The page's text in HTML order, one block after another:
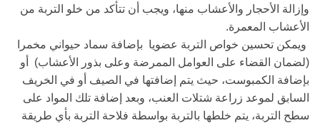
وإزالة الأحجار والأعشاب منها، ويجب أن تتأكد من خلو التربة من
الأعشاب المعمرة.
ويمكن تحسين خواص التربة عضويا بإضافة سماد حيواني مخمرا
(لضمان القضاء على العوامل الممرضة وعلى بذور الأعشاب) أو
بإضافة الكمبوست، حيث يتم إضافتها في الصيف أو في الخريف
السابق لموعد زراعة شتلات العنب، وبعد إضافة تلك المواد على
سطح التربة، يتم خلطها بالتربة بواسطة فلاحة التربة بأي طريقة